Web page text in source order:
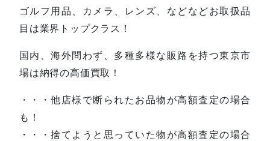
ゴルフ用品、カメラ、レンズ、などなどお取扱品
目は業界トップクラス！
国内、海外問わず、多種多様な販路を持つ東京市
場は納得の高価買取！
・・・他店様で断られたお品物が高額査定の場合
も！
・・・捨てようと思っていた物が高額査定の場合